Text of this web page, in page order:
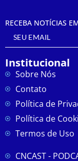
RECEBA NOTÍCIAS
Institucional
Sobre Nós
Contato
Política de
Política de
Termos de Uso
CNCAST -